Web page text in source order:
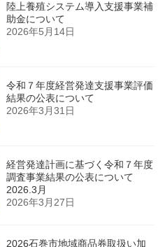
陸上養殖システム導入支援事業補
助金について
2026年5月14日
令和７年度経営発達支援事業評価
結果の公表について
2026年3月31日
経営発達計画に基づく令和７年度
調査事業結果の公表について
2026.3月
2026年3月27日
2026石巻市地域商品券取扱い加